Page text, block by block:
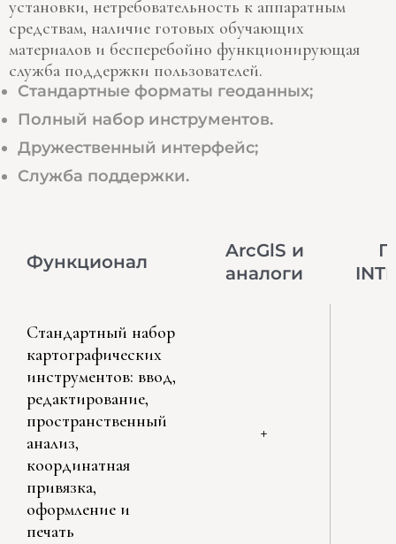
установки, нетребовательность к аппаратным
средствам, наличие готовых обучающих
материалов и бесперебойно функционирующая
служба поддержки пользователей.
Стандартные форматы геоданных;
Полный набор инструментов.
Дружественный интерфейс;
Служба поддержки.
Функционал
ArcGlS и
аналоги
Стандартный набор
картографических
инструментов: ввод,
редактирование,
пространственный
анализ,
координатная
привязка,
оформление и
печать
+